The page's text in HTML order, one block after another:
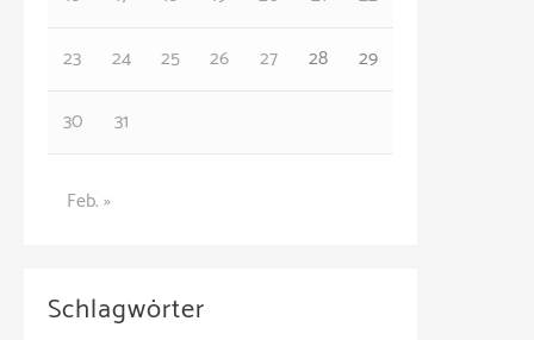
23
24 25 26 27 28
29
30
31
Feb. »
Schlagwörter